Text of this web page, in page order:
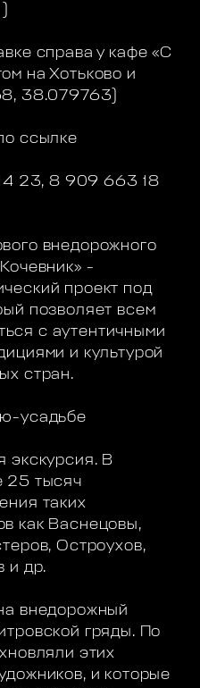
справа у кафе «С
на Хотьково и
38.079763)
ссылке
23, 8 909 663 18
внедорожного
-
проект под
позволяет всем
с аутентичными
и культурой
стран.
усадьбе
экскурсия. В
25 тысяч
таких
как Васнецовы,
Остроухов,
и др.
внедорожный
гряды. По
этих
и которые